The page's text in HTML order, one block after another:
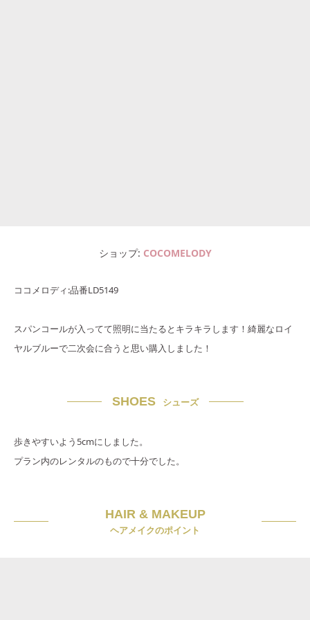
ショップ COCOMELODY
ココメロディ:品番LD5149
スパンコールが入ってて照明に当たるとキラキラします！綺麗なロイ
ヤルブルーで二次会に合うと思い購入しました！
SHOES シューズ
歩きやすいよう5cmにしました。
プラン内のレンタルのもので十分でした。
HAIR & MAKEUP
ヘアメイクのポイント